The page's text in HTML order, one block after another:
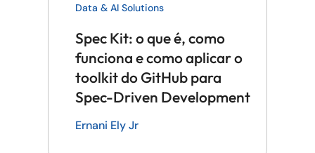
Data & AI Solutions
Spec Kit: o que é, como
funciona e como aplicar o
toolkit do GitHub para
Spec-Driven Development
Ernani Ely Jr